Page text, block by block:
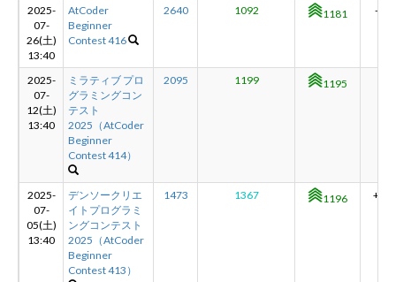
2025-
07-
26(土)
13:40
AtCoder
Beginner
Contest 416
2640 1092 1181 -14
2025-
07-
12(土)
13:40
ミラティブ プロ
グラミングコン
テスト
2025（AtCoder
Beginner
Contest 414）
2095 1199 1195
2025-
07-
05(土)
13:40
デンソークリエ
イトプログラミ
ングコンテスト
2025（AtCoder
Beginner
Contest 413）
1473 1367 1196 +26